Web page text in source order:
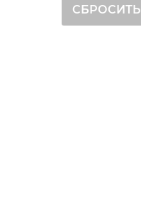
CБРОСИТЬ